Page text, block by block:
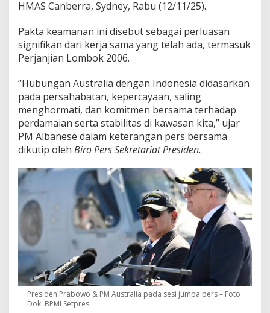
HMAS Canberra, Sydney, Rabu (12/11/25).
Pakta keamanan ini disebut sebagai perluasan
signifikan dari kerja sama yang telah ada, termasuk
Perjanjian Lombok 2006.
“Hubungan Australia dengan Indonesia didasarkan
pada persahabatan, kepercayaan, saling
menghormati, dan komitmen bersama terhadap
perdamaian serta stabilitas di kawasan kita,” ujar
PM Albanese dalam keterangan pers bersama
dikutip oleh Biro Pers Sekretariat Presiden.
Presiden Prabowo & PM Australia pada sesi jumpa pers – Foto :
Dok. BPMI Setpres